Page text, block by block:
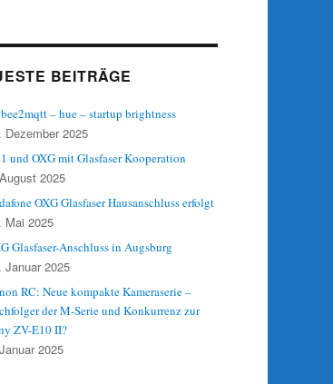
run_start.py /home/pi/
BEITRÄGE
– hue – startup brightness
Dezember 2025
und OXG mit Glasfaser Kooperation
2025
OXG Glasfaser Hausanschluss erfolgt
Mai 2025
Glasfaser-Anschluss in Augsburg
Januar 2025
RC: Neue kompakte Kameraserie –
der M-Serie und Konkurrenz zur
ZV-E10 II?
2025